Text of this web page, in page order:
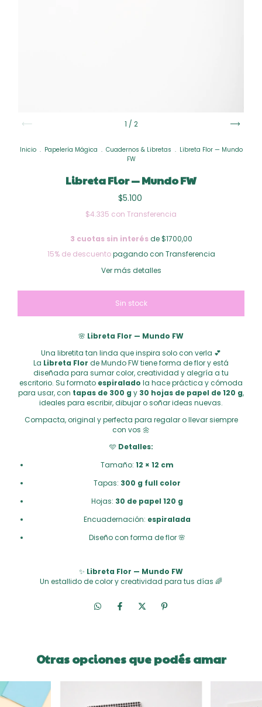
1 / 2
Inicio . Papelería Mágica . Cuadernos & Libretas . Libreta Flor — Mundo
FW
Libreta Flor — Mundo FW
$5.100
$4.335 con Transferencia
3 cuotas sin interésde $1700,00
15% de descuentopagando con Transferencia
Ver más detalles
🌸 Libreta Flor — Mundo FW
Una libretita tan linda que inspira solo con verla 💕
La Libreta Flor de Mundo FW tiene forma de flor y está
diseñada para sumar color, creatividad y alegría a tu
escritorio. Su formato espiralado la hace práctica y cómoda
para usar, con tapas de 300 g y 30 hojas de papel de 120 g,
ideales para escribir, dibujar o soñar ideas nuevas.
Compacta, original y perfecta para regalar o llevar siempre
con vos 🌼
🩵 Detalles:
Tamaño: 12 × 12 cm
Tapas: 300 g full color
Hojas: 30 de papel 120 g
Encuadernación: espiralada
Diseño con forma de flor 🌸
✨ Libreta Flor — Mundo FW
Un estallido de color y creatividad para tus días 🌈
Otras opciones que podés amar